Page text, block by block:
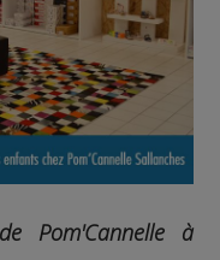
Pom'Cannelle à